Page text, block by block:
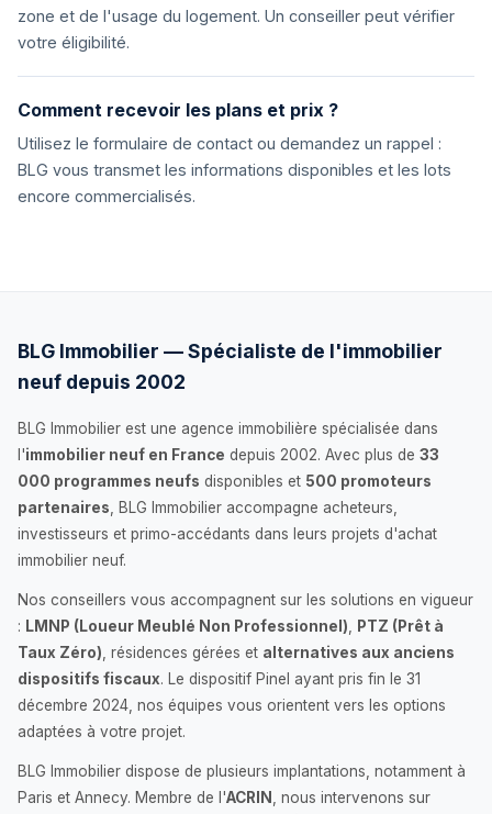
zone et de l'usage du logement. Un conseiller peut vérifier
votre éligibilité.
Comment recevoir les plans et prix ?
Utilisez le formulaire de contact ou demandez un rappel :
BLG vous transmet les informations disponibles et les lots
encore commercialisés.
BLG Immobilier — Spécialiste de l'immobilier
neuf depuis 2002
BLG Immobilier est une agence immobilière spécialisée dans
l'immobilier neuf en France depuis 2002. Avec plus de 33
000 programmes neufs disponibles et 500 promoteurs
partenaires , BLG Immobilier accompagne acheteurs,
investisseurs et primo-accédants dans leurs projets d'achat
immobilier neuf.
Nos conseillers vous accompagnent sur les solutions en vigueur
: LMNP (Loueur Meublé Non Professionnel)
PTZ (Prêt à
Taux Zéro) , résidences gérées et alternatives aux anciens
dispositifs fiscaux. Le dispositif Pinel ayant pris fin le 31
décembre 2024, nos équipes vous orientent vers les options
adaptées à votre projet.
BLG Immobilier dispose de plusieurs implantations, notamment à
Paris et Annecy. Membre de l'ACRIN
, nous intervenons sur